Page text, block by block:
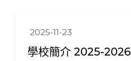
2025-11-23
學校簡介 2025-2026